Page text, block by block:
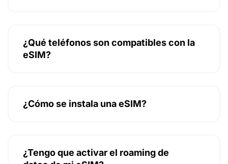
¿Qué teléfonos son compatibles con la
eSIM?
¿Cómo se instala una eSIM?
¿Tengo que activar el roaming de